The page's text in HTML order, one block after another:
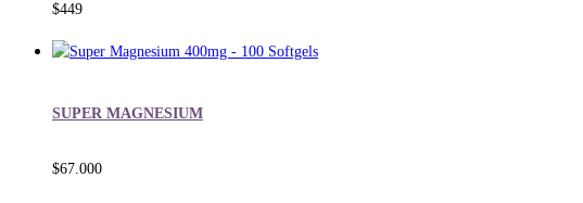
$449
SUPER MAGNESIUM
$67.000